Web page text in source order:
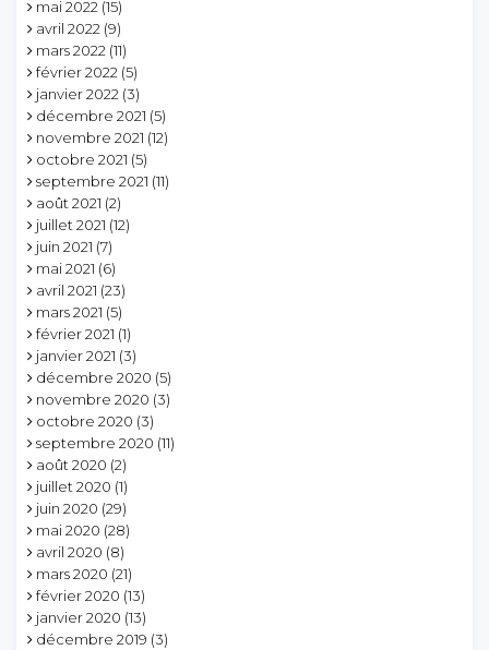
mai 2022 (15)
avril 2022 (9)
mars 2022 (11)
février 2022 (5)
janvier 2022 (3)
décembre 2021 (5)
novembre 2021 (12)
octobre 2021 (5)
septembre 2021 (11)
août 2021 (2)
juillet 2021 (12)
juin 2021 (7)
mai 2021 (6)
avril 2021 (23)
mars 2021 (5)
février 2021 (1)
janvier 2021 (3)
décembre 2020 (5)
novembre 2020 (3)
octobre 2020 (3)
septembre 2020 (11)
août 2020 (2)
juillet 2020 (1)
juin 2020 (29)
mai 2020 (28)
avril 2020 (8)
mars 2020 (21)
février 2020 (13)
janvier 2020 (13)
décembre 2019 (3)